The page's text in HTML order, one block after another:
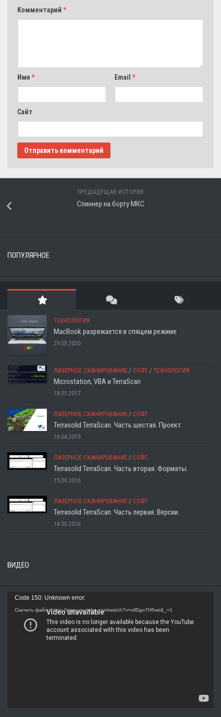
Комментарий *
Имя * Email *
Сайт
ПРЕДЫДУЩАЯ ИСТОРИЯ
Спиннер на борту МКС
ПОПУЛЯРНОЕ
ТЕХНОЛОГИЯ
MacBook разряжается в спящем режиме
29.03.2020
ЛАЗЕРНОЕ СКАНИРОВАНИЕ / СОФТ / ТЕХНОЛОГИЯ
Microstation, VBA и TerraScan
18.01.2017
ЛАЗЕРНОЕ СКАНИРОВАНИЕ / СОФТ
Terrasolid TerraScan. Часть шестая. Проект.
16.04.2019
ЛАЗЕРНОЕ СКАНИРОВАНИЕ / СОФТ
Terrasolid TerraScan. Часть вторая. Форматы.
15.03.2016
ЛАЗЕРНОЕ СКАНИРОВАНИЕ / СОФТ
Terrasolid TerraScan. Часть первая. Версии.
14.03.2016
ВИДЕО
Видеоплеер
Code 150: Unknown error.
Скачать файл: https://www.youtube.com/watch?v=vIlDgo7H5ws&_=1